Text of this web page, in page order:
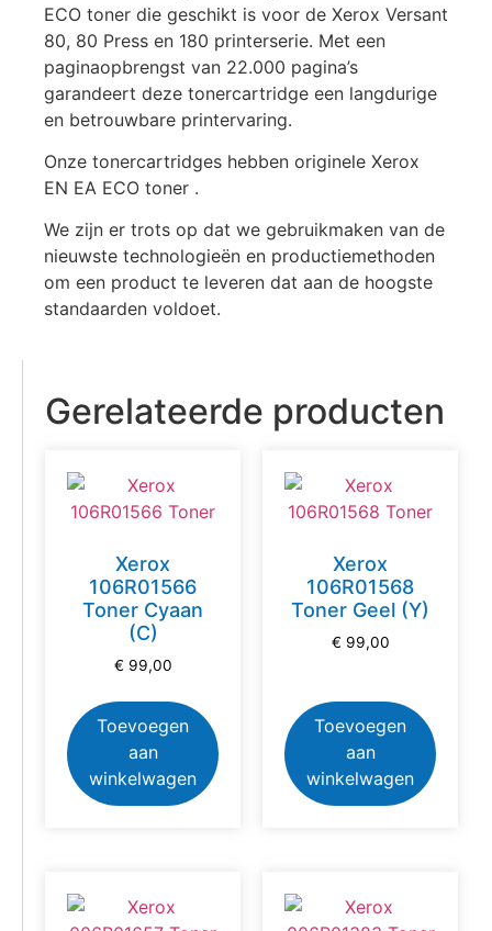
ECO toner die geschikt is voor de Xerox Versant
80, 80 Press en 180 printerserie. Met een
paginaopbrengst van 22.000 pagina’s
garandeert deze tonercartridge een langdurige
en betrouwbare printervaring.
Onze tonercartridges hebben originele Xerox
EN EA ECO toner .
We zijn er trots op dat we gebruikmaken van de
nieuwste technologieën en productiemethoden
om een product te leveren dat aan de hoogste
standaarden voldoet.
Gerelateerde producten
Xerox
106R01566
Toner Cyaan
(C)
€ 99,00
Toevoegen
aan
winkelwagen
Xerox
106R01568
Toner Geel (Y)
€ 99,00
Toevoegen
aan
winkelwagen